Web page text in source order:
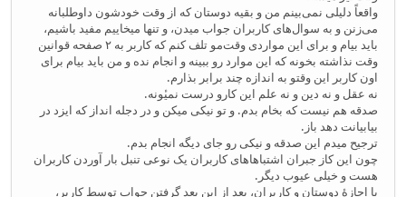
واقعاً دلیلی نمی‌بینم من و بقیه دوستان که از وقت خودشون داوطلبانه
می‌زنن و به سوال‌های کاربران جواب میدن، و تنها میخاییم مفید باشیم،
باید بیام و برای این مواردی وقت‌مو تلف کنم که کاربر به ۲ صفحه قوانین
وقت نذاشته بخونه که این موارد رو ببینه و انجام نده و من باید بیام برای
اون کاربر این وقتو به اندازه چند برابر بذارم.
نه عقل و نه دین و نه علم این کارو درست نمیٔونه.
صدقه هم نیست که بخام بدم. و تو نیکی میکن و در دجله انداز که ایزد در
بیابیانت دهد باز.
ترجیح میدم این صدقه و نیکی رو جای دیگه انجام بدم.
چون این کاز جبران اشتباها‌های کاربران یک نوعی تنبل بار آوردن کاربران
هست و خیلی عیوب دیگر.
با اجازهٔ دوستان و کاربران، بعد از این بعد گرفتن جواب توسط کاربر،